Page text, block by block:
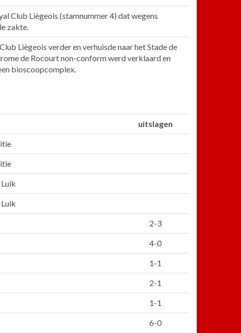
Club Liègeois (stamnummer 4) dat wegens
zakte.
Liègeois verder en verhuisde naar het Stade de
de Rocourt non-conform werd verklaard en
bioscoopcomplex.
uitslagen
2-3
4-0
1-1
2-1
1-1
6-0